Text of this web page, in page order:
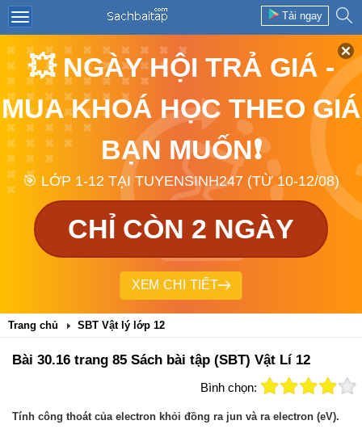
Tải ngay
💥 NGÀY HỘI TRẢ GIÁ -
MUA KHOÁ HỌC THEO GIÁ
BẠN MUỐN❗
🎯 LỚP 1-12 TẠI TUYENSINH247 (TỪ 10-12/08)
CHỈ CÒN 2 NGÀY
XEM CHI TIẾT
Trang chủ SBT Vật lý lớp 12
Bài 30.16 trang 85 Sách bài tập (SBT) Vật Lí 12
Bình chọn:
Tính công thoát của electron khỏi đồng ra jun và ra electron (eV).